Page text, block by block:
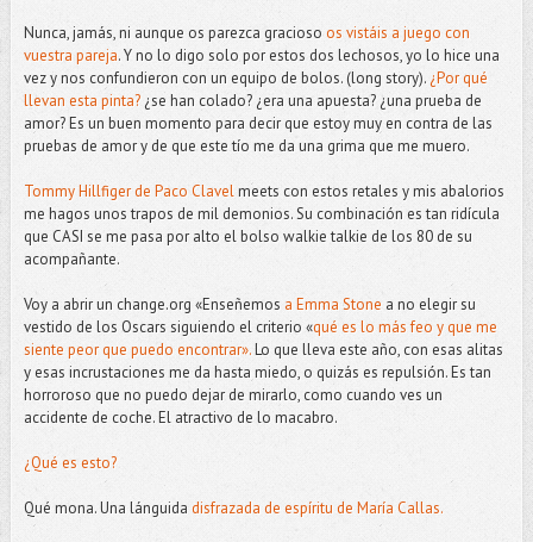
Nunca, jamás, ni aunque os parezca gracioso os vistáis a juego con
vuestra pareja. Y no lo digo solo por estos dos lechosos, yo lo hice una
vez y nos confundieron con un equipo de bolos. (long story).¿Por qué
llevan esta pinta?¿se han colado? ¿era una apuesta? ¿una prueba de
amor? Es un buen momento para decir que estoy muy en contra de las
pruebas de amor y de que este tío me da una grima que me muero.
Tommy Hillfiger de Paco Clavelmeets con estos retales y mis abalorios
me hagos unos trapos de mil demonios. Su combinación es tan ridícula
que CASI se me pasa por alto el bolso walkie talkie de los 80 de su
acompañante.
Voy a abrir un change.org «Enseñemos a Emma Stone a no elegir su
vestido de los Oscars siguiendo el criterio «qué es lo más feo y que me
siente peor que puedo encontrar».Lo que lleva este año, con esas alitas
y esas incrustaciones me da hasta miedo, o quizás es repulsión. Es tan
horroroso que no puedo dejar de mirarlo, como cuando ves un
accidente de coche. El atractivo de lo macabro.
¿Qué es esto?
Qué mona. Una lánguida disfrazada de espíritu de María Callas.